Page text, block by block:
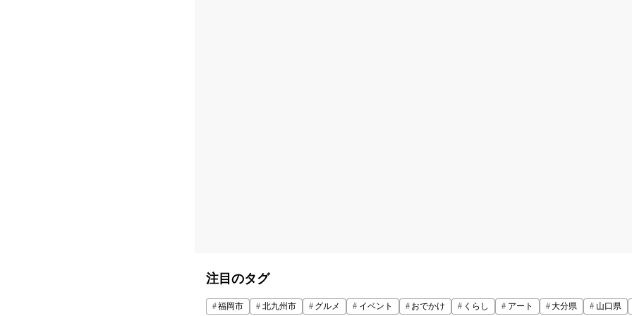
注目のタグ
福岡市 北九州市 グルメ イベント おでかけ くらし アート 大分県 山口県